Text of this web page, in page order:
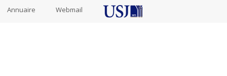
Annuaire Webmail